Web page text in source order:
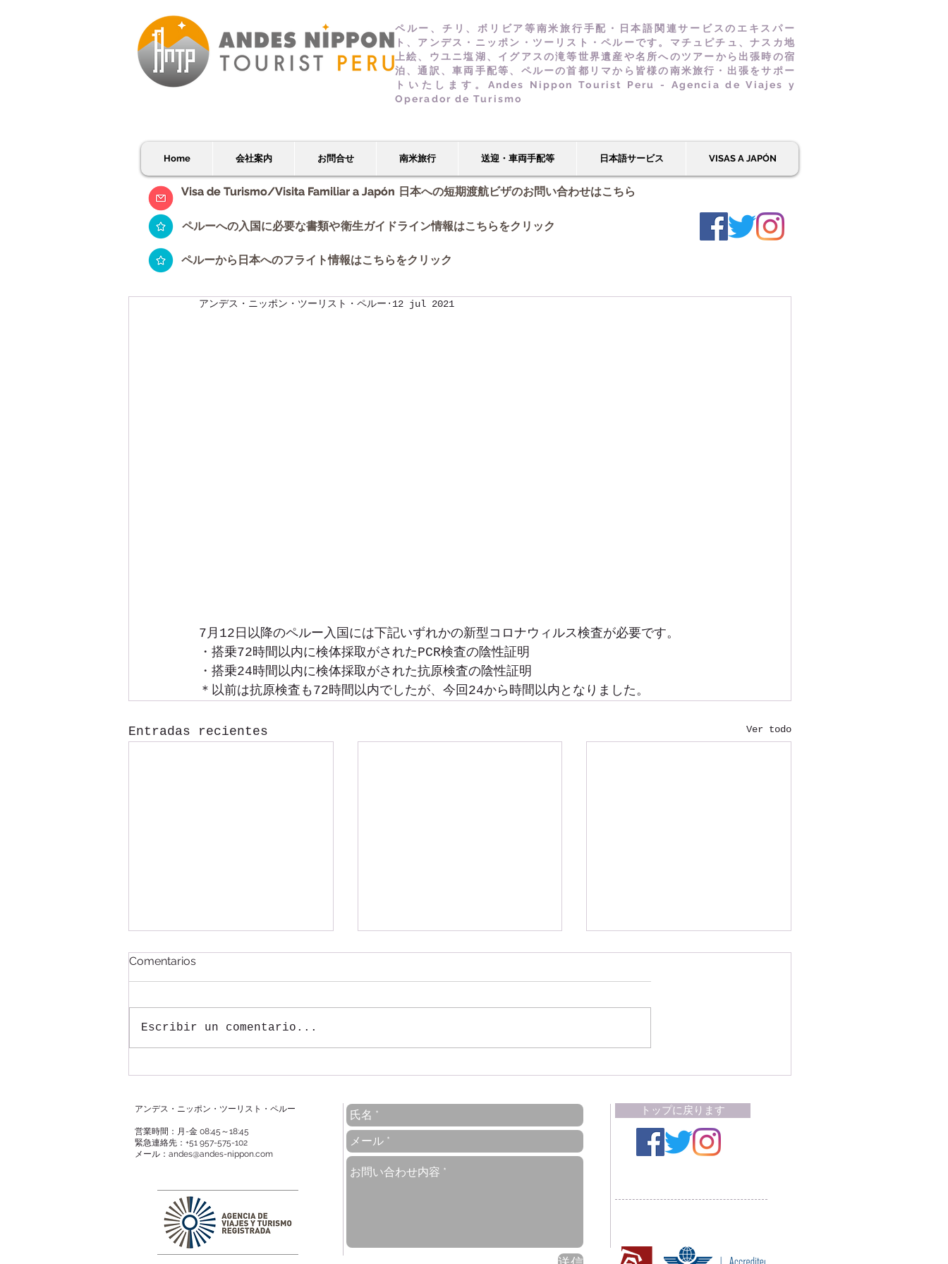
ペルー、チリ、ボリビア等南米旅行手配・日本語関連サービスのエキスパー
ト、アンデス・ニッポン・ツーリスト・ペルーです。マチュピチュ、ナスカ地
上絵、ウユニ塩湖、イグアスの滝等世界遺産や名所へのツアーから出張時の宿
泊、通訳、車両手配等、ペルーの首都リマから皆様の南米旅行・出張をサポー
トいたします。Andes Nippon Tourist Peru - Agencia de Viajes y
Operador de Turismo
Home 会社案内 お問合せ 南米旅行 送迎・車両手配等 日本語サービス VISAS A JAPÓN
Visa de Turismo/Visita Familiar a Japón 日本への短期渡航ビザのお問い合わせはこちら
Visa de Turismo/Visita Familiar a Japón
ペルーへの入国に必要な書類や衛生ガイドライン情報はこちらをクリック
ペルーから日本へのフライト情報はこちらをクリック
アンデス・ニッポン・ツーリスト・ペルー 12 jul 2021
7月12日以降のペルー入国には下記いずれかの新型コロナウィルス検査が必要です。
・搭乗72時間以内に検体採取がされたPCR検査の陰性証明
・搭乗24時間以内に検体採取がされた抗原検査の陰性証明
＊以前は抗原検査も72時間以内でしたが、今回24から時間以内となりました。
Entradas recientes Ver todo
マチュピチュへの列車・新感
ールドの着用が必要ではなくなり
ます。また、乗車前の問診票も必
は引き続き義務付けられていま
内のPCR陰性証明で乗車可能
車も乗車不可に
Comentarios
Escribir un comentario...
アンデス・ニッポン・ツーリスト・ペルー
営業時間：月-金 08:45～18:45
緊急連絡先：+51 957-575-102
メール： andes@andes-nippon.com
トップに戻ります